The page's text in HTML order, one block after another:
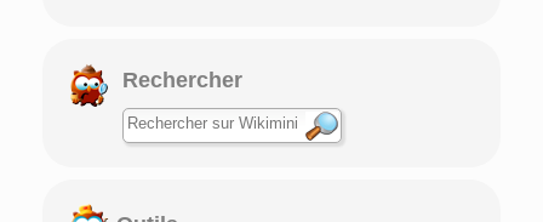
Rechercher